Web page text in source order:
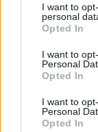
de su
rechazar tal
cualquier
visitando
I want to
personal
Opted In
I want to
Personal
Opted In
I want to
Personal
Opted In